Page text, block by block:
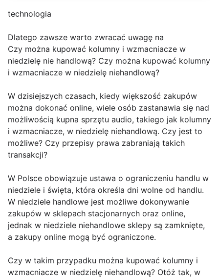
technologia
Dlatego zawsze warto zwracać uwagę na
Czy można kupować kolumny i wzmacniacze w
niedzielę nie handlową? Czy można kupować kolumny
i wzmacniacze w niedzielę niehandlową?
W dzisiejszych czasach, kiedy większość zakupów
można dokonać online, wiele osób zastanawia się nad
możliwością kupna sprzętu audio, takiego jak kolumny
i wzmacniacze, w niedzielę niehandlową. Czy jest to
możliwe? Czy przepisy prawa zabraniają takich
transakcji?
W Polsce obowiązuje ustawa o ograniczeniu handlu w
niedziele i święta, która określa dni wolne od handlu.
W niedziele handlowe jest możliwe dokonywanie
zakupów w sklepach stacjonarnych oraz online,
jednak w niedziele niehandlowe sklepy są zamknięte,
a zakupy online mogą być ograniczone.
Czy w takim przypadku można kupować kolumny i
wzmacniacze w niedzielę niehandlową? Otóż tak, w